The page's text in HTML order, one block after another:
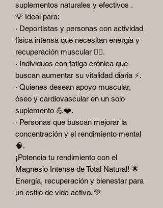
suplementos naturales y efectivos .
💡 Ideal para:
· Deportistas y personas con actividad
física intensa que necesitan energía y
recuperación muscular 🏃‍♂️.
· Individuos con fatiga crónica que
buscan aumentar su vitalidad diaria ⚡.
· Quienes desean apoyo muscular,
óseo y cardiovascular en un solo
suplemento 💪❤️.
· Personas que buscan mejorar la
concentración y el rendimiento mental
🧠.
¡Potencia tu rendimiento con el
Magnesio Intense de Total Natural! 🌟
Energía, recuperación y bienestar para
un estilo de vida activo. 💚